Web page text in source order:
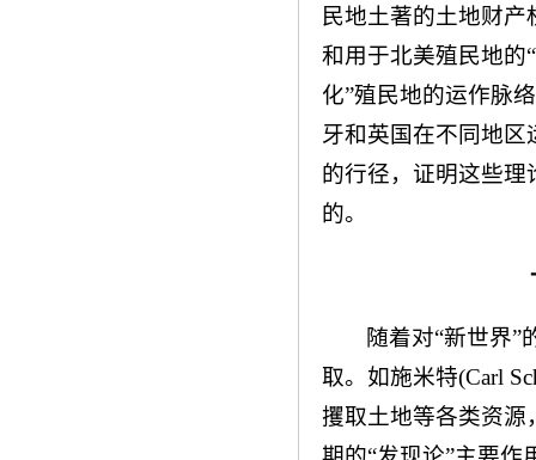
民地土著的土地财产
和用于北美殖民地的
化”殖民地的运作脉
牙和英国在不同地区
的行径，证明这些
的。
随着对“新世界”
取。如施米特(Carl
攫取土地等各类资源